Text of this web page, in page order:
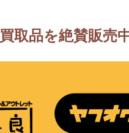
買取品を絶賛販売